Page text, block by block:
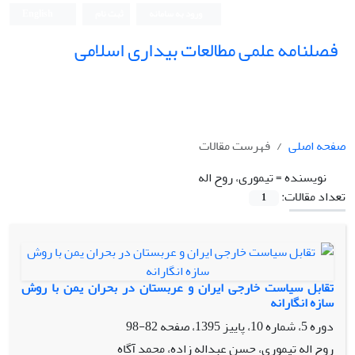
فصلنامه علمی مطالعات بیداری اسلامی
صفحه اصلی
فهرست مقالات
نویسنده =تیموری، روح اله
تعداد مقالات:
1
تقابل سیاست خارجی ایران و عربستان در بحران یمن با روش
سازه انگارانه
دوره 5، شماره 10، پاییز 1395، صفحه
82-98
روح اله تیموری، حسن عبداله زاده، محمد آگاه